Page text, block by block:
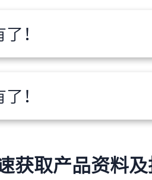
！
！
获取产品资料